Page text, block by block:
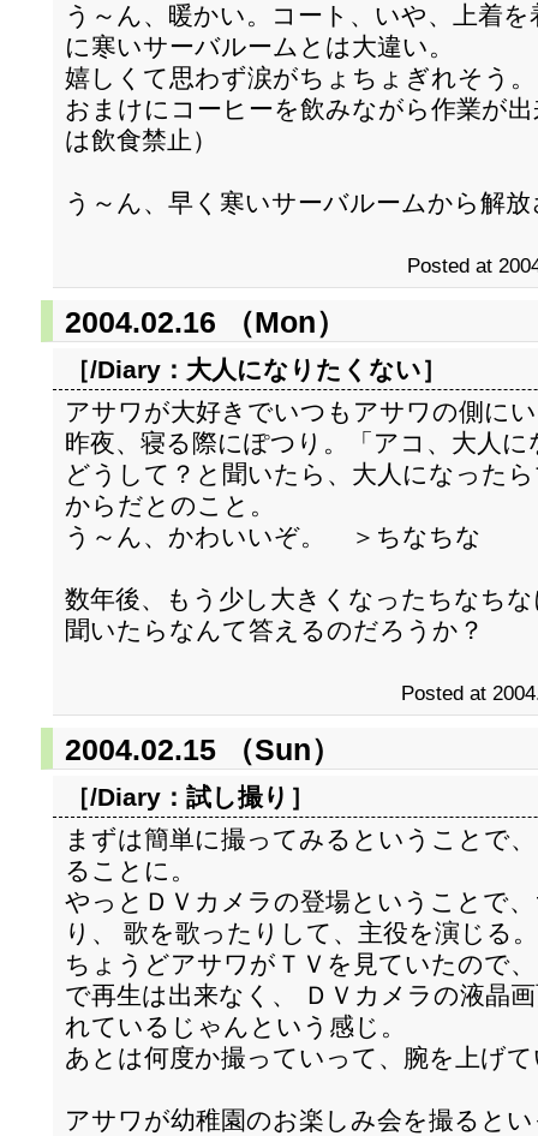
う～ん、暖かい。コート、いや、上着
に寒いサーバルームとは大違い。
嬉しくて思わず涙がちょちょぎれそう。
おまけにコーヒーを飲みながら作業が
は飲食禁止）
う～ん、早く寒いサーバルームから解
Posted at
2004.02.16 （Mon）
［/Diary： 大人になりたくない］
アサワが大好きでいつもアサワの側に
昨夜、寝る際にぽつり。「アコ、大人
どうして？と聞いたら、大人になった
からだとのこと。
う～ん、かわいいぞ。 ＞ちなちな
数年後、もう少し大きくなったちなち
聞いたらなんて答えるのだろうか？
Posted at
2004.02.15 （Sun）
［/Diary： 試し撮り ］
まずは簡単に撮ってみるということで
ることに。
やっとＤＶカメラの登場ということで
り、 歌を歌ったりして、主役を演じる
ちょうどアサワがＴＶを見ていたので
で再生は出来なく、 ＤＶカメラの液晶
れているじゃんという感じ。
あとは何度か撮っていって、腕を上げ
アサワが幼稚園のお楽しみ会を撮ると